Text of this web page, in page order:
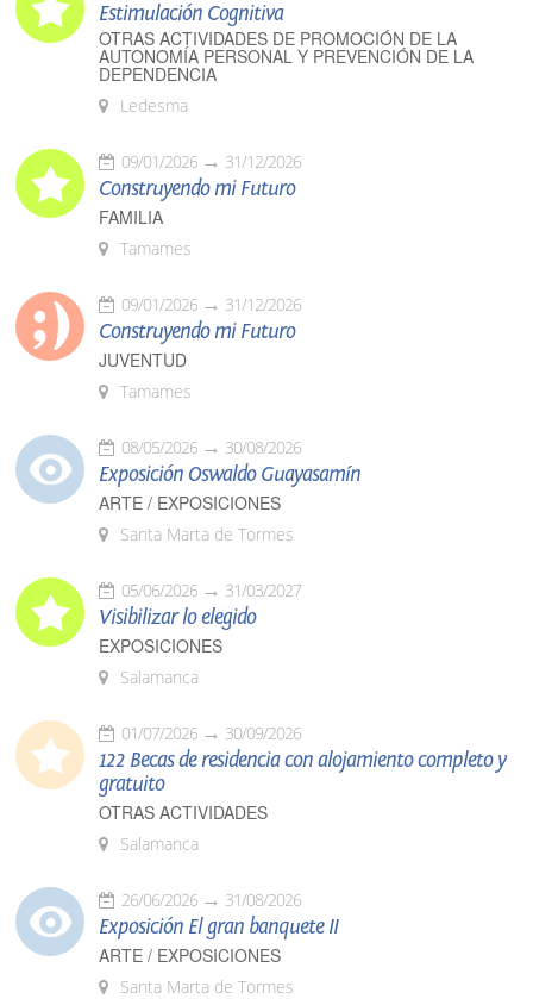
Estimulación Cognitiva
OTRAS ACTIVIDADES DE PROMOCIÓN DE LA
AUTONOMÍA PERSONAL Y PREVENCIÓN DE LA
DEPENDENCIA
Ledesma
09/01/2026 31/12/2026
Construyendo mi Futuro
FAMILIA
Tamames
09/01/2026 31/12/2026
Construyendo mi Futuro
JUVENTUD
Tamames
08/05/2026 30/08/2026
Exposición Oswaldo Guayasamín
ARTE / EXPOSICIONES
Santa Marta de Tormes
05/06/2026 31/03/2027
Visibilizar lo elegido
EXPOSICIONES
Salamanca
01/07/2026 30/09/2026
122 Becas de residencia con alojamiento completo y
gratuito
OTRAS ACTIVIDADES
Salamanca
26/06/2026 31/08/2026
Exposición El gran banquete II
ARTE / EXPOSICIONES
Santa Marta de Tormes